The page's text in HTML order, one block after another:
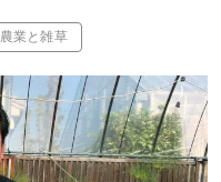
農業と雑草